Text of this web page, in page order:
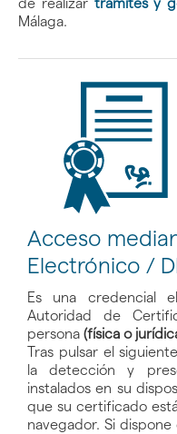
de realizar trámites y
Málaga.
Acceso
Electrónico /
Es una credencial
Autoridad de
persona (física o
Tras pulsar el
la detección y
instalados en su
que su certificado
navegador. Si